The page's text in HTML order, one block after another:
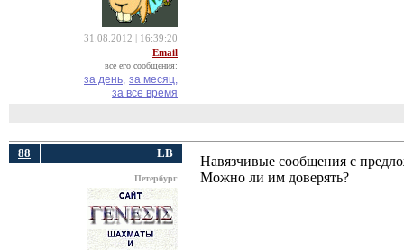
31.08.2012 | 16:39:20
Email
все его сообщения:
за день, за месяц,
за все время
88 LB
Петербург
Навязчивые сообщения с
Можно ли им доверять?